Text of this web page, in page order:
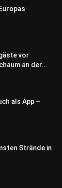
vor
an der...
als App –
Strände in